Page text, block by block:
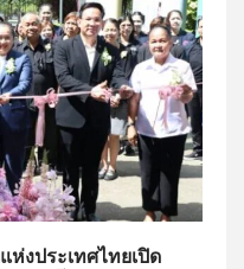
งประเทศไทยเปิด